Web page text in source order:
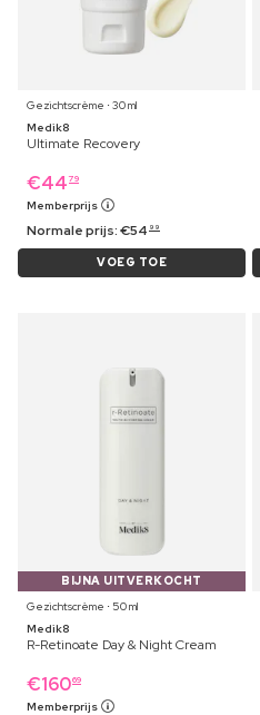
Gezichtscrème ⋅ 30 ml
Medik8
Ultimate Recovery
€44 79
Memberprijs
Normale prijs:€54 99
VOEG TOE
BIJNA UITVERKOCHT
Gezichtscrème ⋅ 50 ml
Medik8
R-Retinoate Day & Night Cream
€16069
Memberprijs